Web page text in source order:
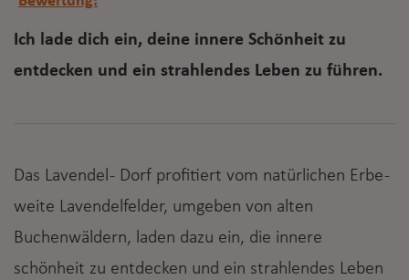
Ich lade dich ein, deine innere Schönheit zu
entdecken und ein strahlendes Leben zu führen.
Das Lavendel - Dorf profitiert vom natürlichen Erbe -
weite Lavendelfelder, umgeben von alten
Buchenwäldern, laden dazu ein, die innere
schönheit zu entdecken und ein strahlendes Leben